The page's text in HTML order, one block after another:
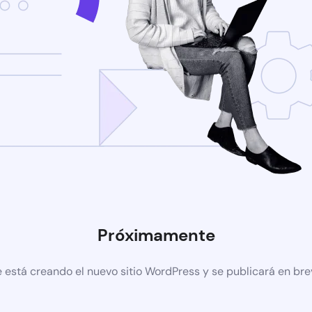
Próximamente
está creando el nuevo sitio WordPress y se publicará en